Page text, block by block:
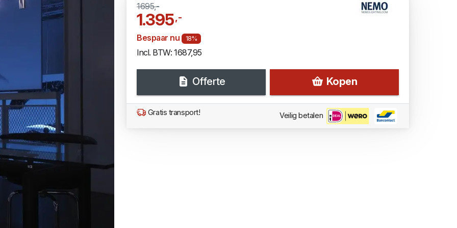
1695,-
1.395,-
Bespaar nu 18%
Incl. BTW: 1687,95
Offerte Kopen
Gratis transport! Veilig betalen